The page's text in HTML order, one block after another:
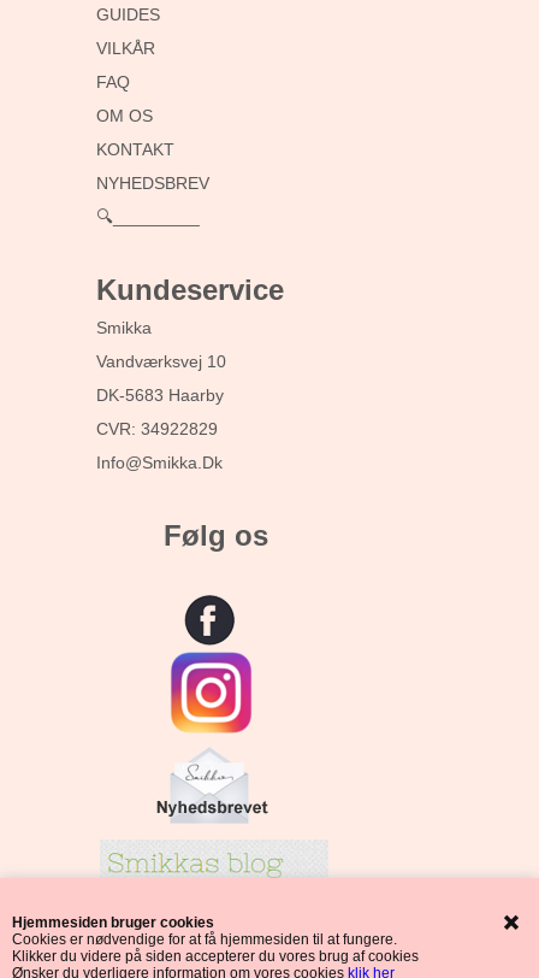
Hjemmesiden bruger cookies
Cookies er nødvendige for at få hjemmesiden til at fungere.
Klikker du videre på siden accepterer du vores brug af cookies
Ønsker du yderligere information om vores cookies klik her
GUIDES
VILKÅR
FAQ
OM OS
KONTAKT
NYHEDSBREV
🔍_________
Kundeservice
Smikka
Vandværksvej 10
DK-5683 Haarby
CVR: 34922829
Info@smikka.dk
Følg os